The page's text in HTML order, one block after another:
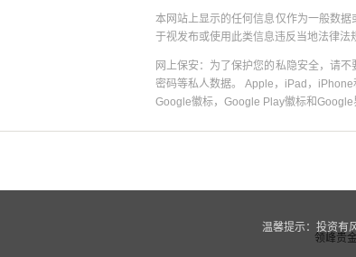
本网站上显示的任何信息仅作为一般数
于视发布或使用此类信息违反当地法律法
网上保安：为了保护您的私隐安全，请
密码等私人数据。 Apple，iPad，
Google徽标，Google Play徽标和Google
领峰贵
温馨提示：投资有